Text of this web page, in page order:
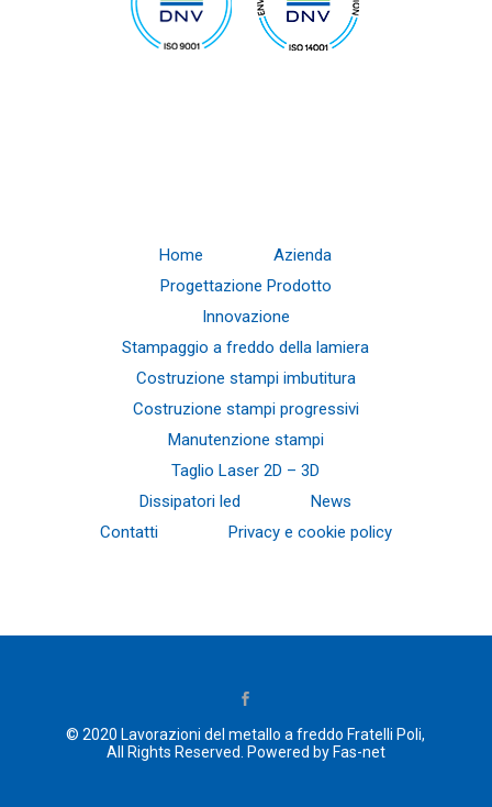
Home
Azienda
Progettazione Prodotto
Innovazione
Stampaggio a freddo della lamiera
Costruzione stampi imbutitura
Costruzione stampi progressivi
Manutenzione stampi
Taglio Laser 2D – 3D
Dissipatori led
News
Contatti
Privacy e cookie policy
© 2020 Lavorazioni del metallo a freddo Fratelli Poli,
All Rights Reserved. Powered by Fas-net